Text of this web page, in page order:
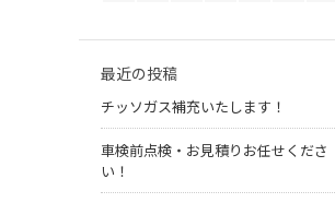
最近の投稿
チッソガス補充いたします！
車検前点検・お見積りお任せくださ
い！